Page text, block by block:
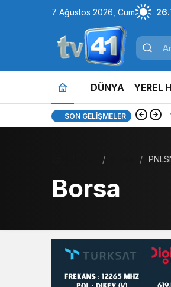
7 Ağustos 2026, Cum
DÜNYA YEREL
SON GELIŞMELER
Borsa